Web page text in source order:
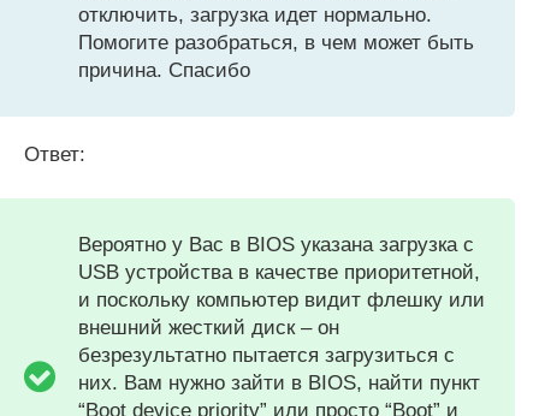
отключить, загрузка идет нормально.
Помогите разобраться, в чем может быть
причина. Спасибо
Ответ:
Вероятно у Вас в BIOS указана загрузка с
USB устройства в качестве приоритетной,
и поскольку компьютер видит флешку или
внешний жесткий диск – он
безрезультатно пытается загрузиться с
них. Вам нужно зайти в BIOS, найти пункт
“Boot device priority” или просто “Boot” и